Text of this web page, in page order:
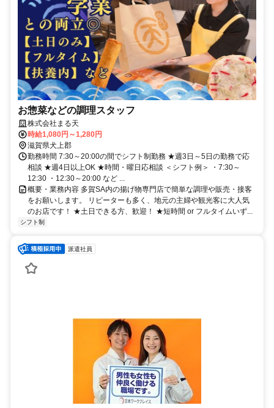
お惣菜などの調理スタッフ
株式会社まる天
時給1,080円～1,280円
滋賀県犬上郡
勤務時間 7:30～20:00の間でシフト制勤務 ★週3日～5日の勤務で応
相談 ★週4日以上OK ★時間・曜日応相談 ＜シフト例＞ ・7:30～
12:30 ・12:30～20:00 など ...
概要・業務内容 多賀SA内の揚げ物専門店で簡単な調理や販売・接客
をお願いします。 リピーターも多く、地元の主婦や観光客に大人気
のお店です！ ★土日できる方、歓迎！ ★短時間 or フルタイムいず...
シフト制
派遣社員